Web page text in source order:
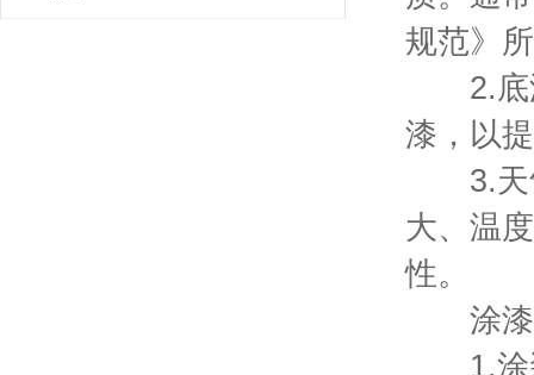
规范》
2.底漆
漆，以
3.天气
大、温
性。
涂漆
1.涂装